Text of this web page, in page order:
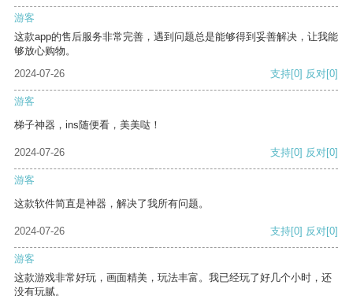
游客
这款app的售后服务非常完善，遇到问题总是能够得到妥善解决，让我能
够放心购物。
2024-07-26
支持[0] 反对[0]
游客
梯子神器，ins随便看，美美哒！
2024-07-26 支持[0] 反对[0]
游客
这款软件简直是神器，解决了我所有问题。
2024-07-26 支持[0] 反对[0]
游客
这款游戏非常好玩，画面精美，玩法丰富。我已经玩了好几个小时，还
没有玩腻。